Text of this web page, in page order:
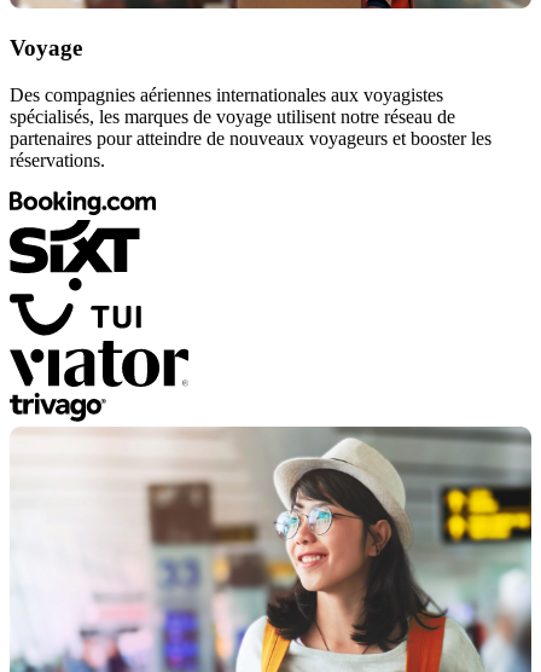
Voyage
Des compagnies aériennes internationales aux voyagistes
spécialisés, les marques de voyage utilisent notre réseau de
partenaires pour atteindre de nouveaux voyageurs et booster les
réservations.